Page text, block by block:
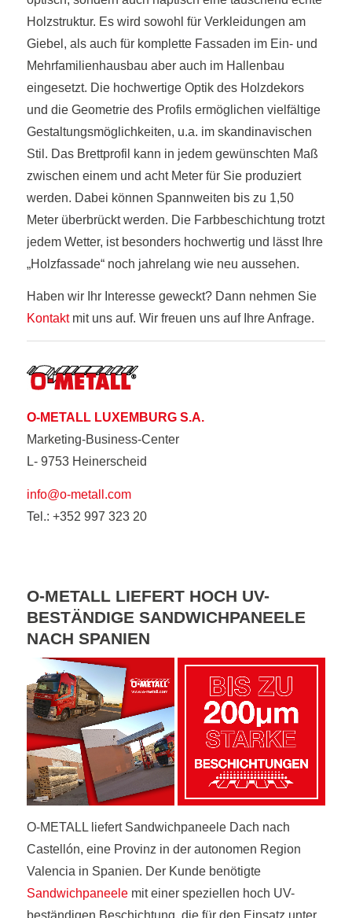
Holzstruktur. Es wird sowohl für Verkleidungen am
Giebel, als auch für komplette Fassaden im Ein- und
Mehrfamilienhausbau aber auch im Hallenbau
eingesetzt. Die hochwertige Optik des Holzdekors
und die Geometrie des Profils ermöglichen vielfältige
Gestaltungsmöglichkeiten, u.a. im skandinavischen
Stil. Das Brettprofil kann in jedem gewünschten Maß
zwischen einem und acht Meter für Sie produziert
werden. Dabei können Spannweiten bis zu 1,50
Meter überbrückt werden. Die Farbbeschichtung trotzt
jedem Wetter, ist besonders hochwertig und lässt Ihre
„Holzfassade“ noch jahrelang wie neu aussehen.
Haben wir Ihr Interesse geweckt? Dann nehmen Sie
Kontaktmit uns auf. Wir freuen uns auf Ihre Anfrage.
O-METALL LUXEMBURG S.A.
Marketing-Business-Center
L- 9753 Heinerscheid
info@o-metall.com
Tel.: +352 997 323 20
O-METALL LIEFERT HOCH UV-
BESTÄNDIGE SANDWICHPANEELE
NACH SPANIEN
O-METALL liefert Sandwichpaneele Dach nach
Castellón, eine Provinz in der autonomen Region
Valencia in Spanien. Der Kunde benötigte
Sandwichpaneelemit einer speziellen hoch UV-
beständigen Beschichtung, die für den Einsatz unter